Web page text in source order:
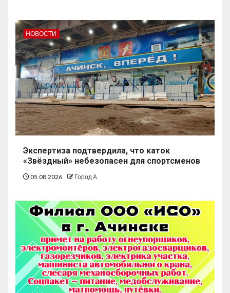
НОВОСТИ
Экспертиза подтвердила, что каток
«Звёздный» небезопасен для спортсменов
05.08.2026 Город А